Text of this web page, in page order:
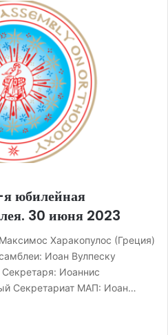
юбилейная
30 июня 2023
Харакопулос (Греция)
Иоан Вулпеску
Секретаря: Иоаннис
Секретариат МАП: Иоан…